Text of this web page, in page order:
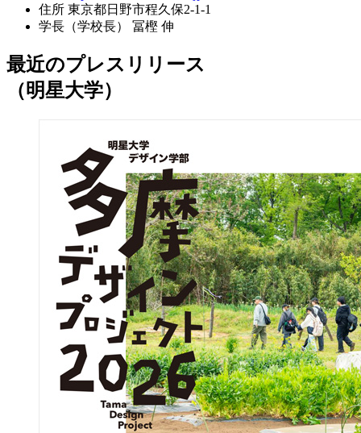
住所 東京都日野市程久保2-1-1
学長（学校長）
冨樫 伸
最近のプレスリリース
（明星大学）